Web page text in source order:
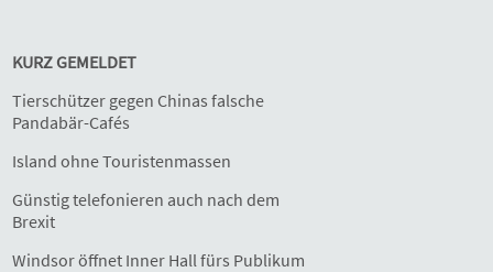
KURZ GEMELDET
Tierschützer gegen Chinas falsche
Pandabär-Cafés
Island ohne Touristenmassen
Günstig telefonieren auch nach dem
Brexit
Windsor öffnet Inner Hall fürs Publikum